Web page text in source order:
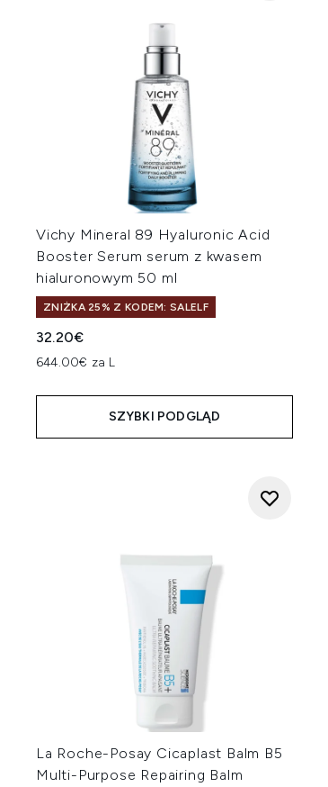
Vichy Mineral 89 Hyaluronic Acid
Booster Serum serum z kwasem
hialuronowym 50 ml
ZNIŻKA 25% Z KODEM: SALELF
32.20€
644.00€ za L
SZYBKI PODGLĄD
La Roche-Posay Cicaplast Balm B5
Multi-Purpose Repairing Balm